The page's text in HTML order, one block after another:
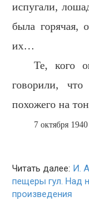
испугали,
была горячая,
их…
Те, кого
говорили,
похожего на
7 октября 1940
Читать далее: И.
пещеры гул. Над
произведения